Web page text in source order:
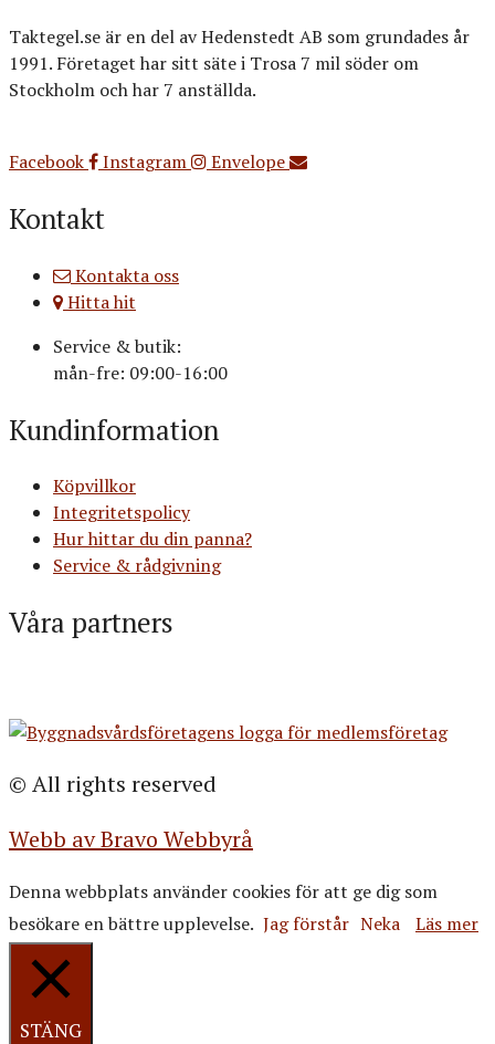
Taktegel.se är en del av Hedenstedt AB som grundades år
1991. Företaget har sitt säte i Trosa 7 mil söder om
Stockholm och har 7 anställda.
Facebook
Instagram Envelope
Kontakt
Kontakta oss
Hitta hit
Service & butik:
mån-fre: 09:00-16:00
Kundinformation
Köpvillkor
Integritetspolicy
Hur hittar du din panna?
Service & rådgivning
Våra partners
© All rights reserved
Webb av Bravo Webbyrå
Denna webbplats använder cookies för att ge dig som
besökare en bättre upplevelse. Jag förstår Neka Läs mer
STÄNG